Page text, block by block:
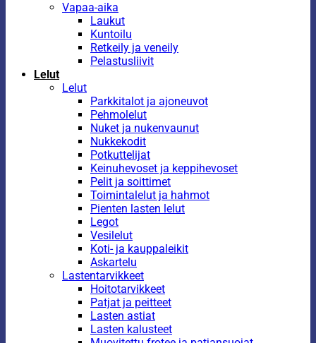
Vapaa-aika
Laukut
Kuntoilu
Retkeily ja veneily
Pelastusliivit
Lelut
Lelut
Parkkitalot ja ajoneuvot
Pehmolelut
Nuket ja nukenvaunut
Nukkekodit
Potkuttelijat
Keinuhevoset ja keppihevoset
Pelit ja soittimet
Toimintalelut ja hahmot
Pienten lasten lelut
Legot
Vesilelut
Koti- ja kauppaleikit
Askartelu
Lastentarvikkeet
Hoitotarvikkeet
Patjat ja peitteet
Lasten astiat
Lasten kalusteet